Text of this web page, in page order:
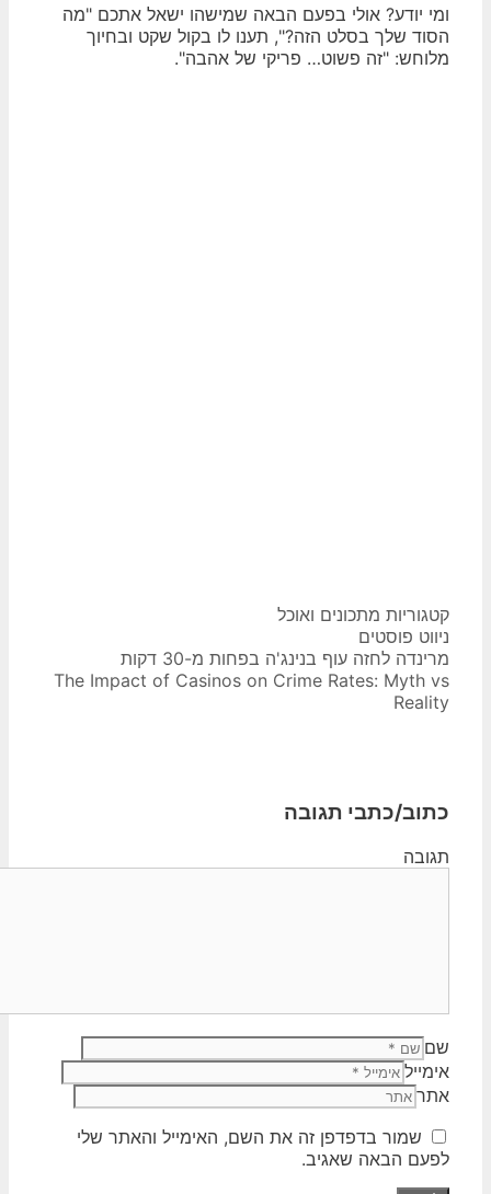
ומי יודע? אולי בפעם הבאה שמישהו ישאל אתכם "מה
הסוד שלך בסלט הזה?", תענו לו בקול שקט ובחיוך
מלוחש: "זה פשוט… פריקי של אהבה".
קטגוריותמתכונים ואוכל
ניווט פוסטים
מרינדה לחזה עוף בנינג'ה בפחות מ-30 דקות
The Impact of Casinos on Crime Rates: Myth vs
Reality
כתוב/כתבי תגובה
תגובה
שם
אימייל
אתר
שמור בדפדפן זה את השם, האימייל והאתר שלי
לפעם הבאה שאגיב.